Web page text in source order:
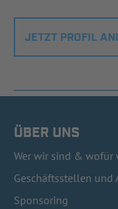
JETZT PROFIL
ÜBER UNS
Wer wir sind & wofür
Geschäftsstellen und
Sponsoring